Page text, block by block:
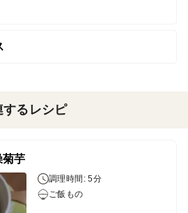
するレシピ
菊芋
調理時間: 5分
ご飯もの